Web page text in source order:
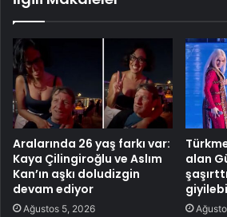
Aralarında 26 yaş farkı var:
Kaya Çilingiroğlu ve Aslım
Kan’ın aşkı doludizgin
devam ediyor
Ağustos 5, 2026
alan